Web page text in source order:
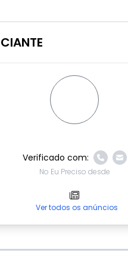
Verificado com:
No Eu Preciso desde
Ver todos os anúncios